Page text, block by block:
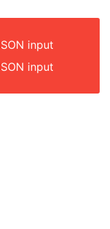
input
input